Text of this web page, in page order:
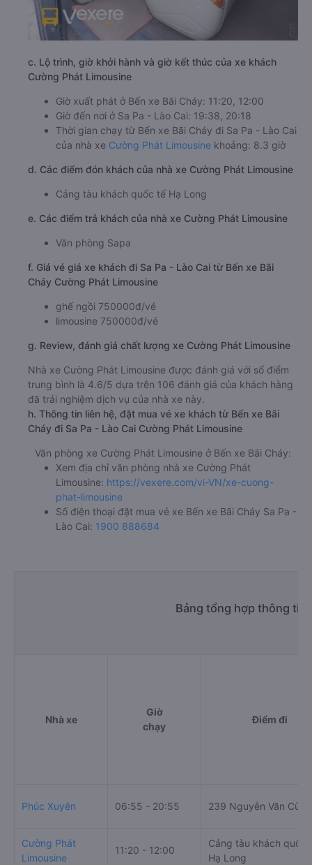
c. Lộ trình, giờ khởi hành và giờ kết thúc của xe khách
Cường Phát Limousine
Giờ xuất phát ở Bến xe Bãi Cháy: 11:20, 12:00
Giờ đến nơi ở Sa Pa - Lào Cai: 19:38, 20:18
Thời gian chạy từ Bến xe Bãi Cháy đi Sa Pa - Lào Cai
của nhà xe Cường Phát Limousine khoảng: 8.3 giờ
d. Các điểm đón khách của nhà xe Cường Phát Limousine
Cảng tàu khách quốc tế Hạ Long
e. Các điểm trả khách của nhà xe Cường Phát Limousine
Văn phòng Sapa
f. Giá vé giá xe khách đi Sa Pa - Lào Cai từ Bến xe Bãi
Cháy Cường Phát Limousine
ghế ngồi 750000đ/vé
limousine 750000đ/vé
g. Review, đánh giá chất lượng xe Cường Phát Limousine
Nhà xe Cường Phát Limousine được đánh giá với số điểm
trung bình là 4.6/5 dựa trên 106 đánh giá của khách hàng
đã trải nghiệm dịch vụ của nhà xe này.
h. Thông tin liên hệ, đặt mua vé xe khách từ Bến xe Bãi
Cháy đi Sa Pa - Lào Cai Cường Phát Limousine
Văn phòng xe Cường Phát Limousine ở Bến xe Bãi Cháy:
Xem địa chỉ văn phòng nhà xe Cường Phát
Limousine: https://vexere.com/vi-VN/xe-cuong-
phat-limousine
Số điện thoại đặt mua vé xe Bến xe Bãi Cháy Sa Pa -
Lào Cai: 1900 888684
Bảng tổng hợp thông tin
Nhà xe
Giờ
chạy
Điểm đi
Phúc Xuyên 06:55 - 20:55 239 Nguyễn Văn Cừ
Cường Phát
Limousine
11:20 - 12:00
Cảng tàu khách quốc
Hạ Long